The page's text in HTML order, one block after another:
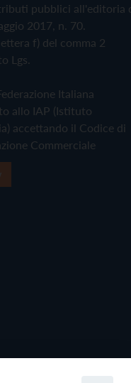
pubblici all'editoria
2017, n. 70.
f) del comma 2
Lgs.
Italiana
allo IAP (Istituto
accettando il Codice di
Commerciale